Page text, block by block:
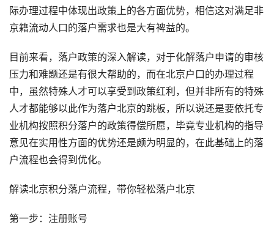
际办理过程中体现出政策上的各方面优势，相信这对满足非
京籍流动人口的落户需求也是大有裨益的。
目前来看，落户政策的深入解读，对于化解落户申请的审核
压力和难题还是有很大帮助的，而在北京户口的办理过程
中，虽然特殊人才可以享受到政策红利，但并非所有的特殊
人才都能够以此作为落户北京的跳板，所以说还是要依托专
业机构按照积分落户的政策得偿所愿，毕竟专业机构的指导
意见在实用性方面的优势还是颇为明显的，在此基础上的落
户流程也会得到优化。
解读北京积分落户流程，带你轻松落户北京
第一步：注册账号